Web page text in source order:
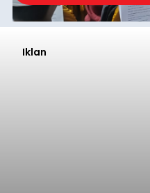
Iklan